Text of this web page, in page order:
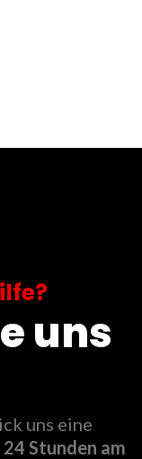
uns
uns eine
24 Stunden am